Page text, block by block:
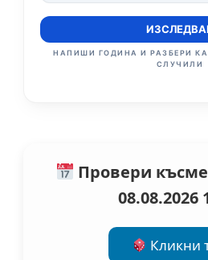
НАПИШИ ГОДИНА И РАЗБЕРИ
СЛУЧИЛИ
Провери
08.08.2026
Кликни